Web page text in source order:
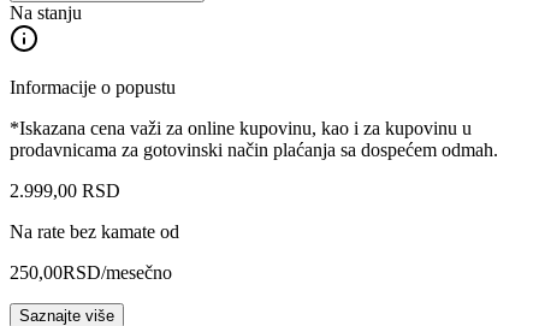
Na stanju
Informacije o popustu
*Iskazana cena važi za online kupovinu, kao i za kupovinu u
prodavnicama za gotovinski način plaćanja sa dospećem odmah.
2.999,00 RSD
Na rate bez kamate od
250,00RSD/mesečno
Saznajte više